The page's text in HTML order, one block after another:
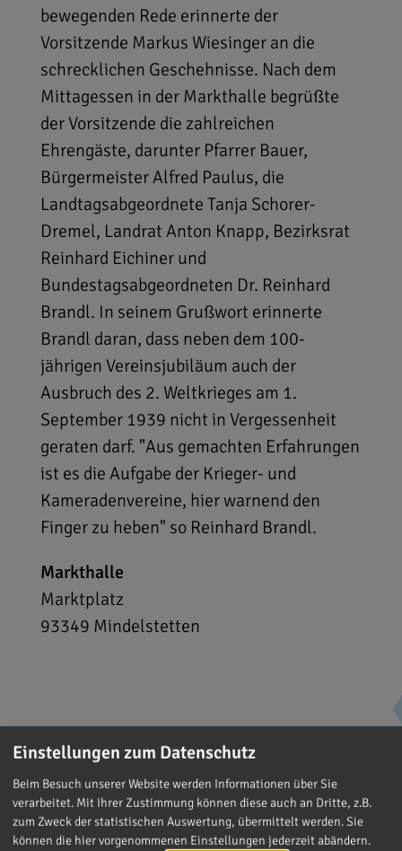
bewegenden Rede erinnerte der
Vorsitzende Markus Wiesinger an die
schrecklichen Geschehnisse. Nach dem
Mittagessen in der Markthalle begrüßte
der Vorsitzende die zahlreichen
Ehrengäste, darunter Pfarrer Bauer,
Bürgermeister Alfred Paulus, die
Landtagsabgeordnete Tanja Schorer-
Dremel, Landrat Anton Knapp, Bezirksrat
Reinhard Eichiner und
Bundestagsabgeordneten Dr. Reinhard
Brandl. In seinem Grußwort erinnerte
Brandl daran, dass neben dem 100-
jährigen Vereinsjubiläum auch der
Ausbruch des 2. Weltkrieges am 1.
September 1939 nicht in Vergessenheit
geraten darf. "Aus gemachten Erfahrungen
ist es die Aufgabe der Krieger- und
Kameradenvereine, hier warnend den
Finger zu heben" so Reinhard Brandl.
Markthalle
Marktplatz
93349 Mindelstetten
Einstellungen zum Datenschutz
Beim Besuch unserer Website werden Informationen über Sie
verarbeitet. Mit Ihrer Zustimmung können diese auch an Dritte, z.B.
zum Zweck der statistischen Auswertung, übermittelt werden. Sie
können die hier vorgenommenen Einstellungen jederzeit abändern.